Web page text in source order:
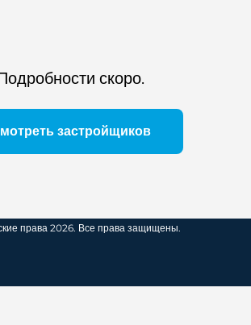
скоро.
застройщиков
права 2026. Все права защищены.